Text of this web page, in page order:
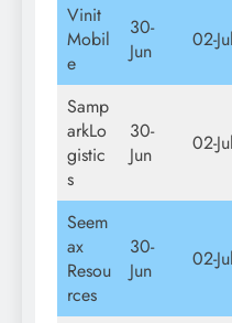
Vinit
Mobil
e
30-
Jun
02-Jul
Samp
arkLo
gistic
s
30-
Jun
02-Jul
Seem
ax
Resou
rces
30-
Jun
02-Jul